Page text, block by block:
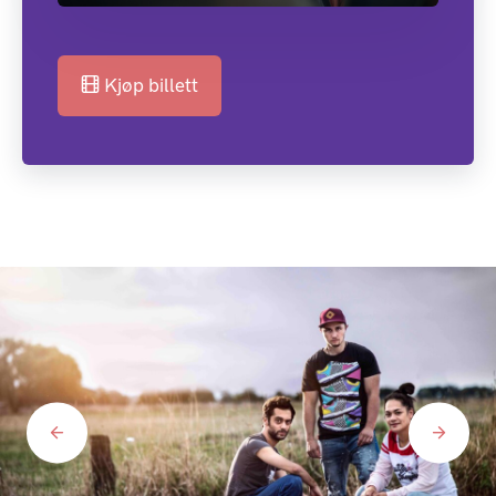
Kjøp billett